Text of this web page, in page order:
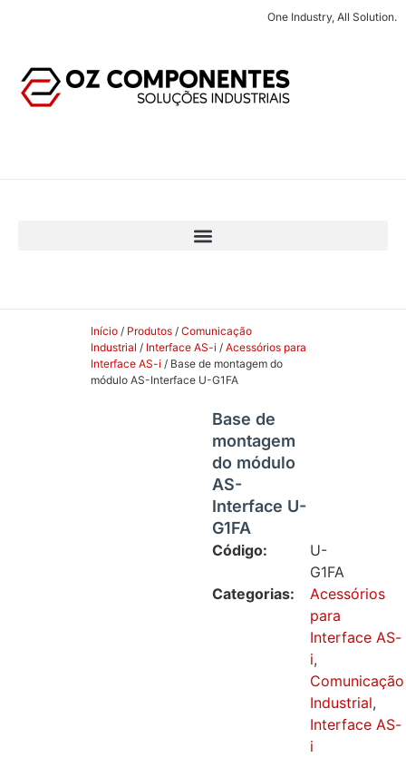
One Industry, All Solution.
Início / Produtos / Comunicação
Industrial / Interface AS-i / Acessórios para
Interface AS-i / Base de montagem do
módulo AS-Interface U-G1FA
Base de
montagem
do módulo
AS-
Interface U-
G1FA
Código:
U-
G1FA
Categorias:
Acessórios
para
Interface AS-
i,
Comunicação
Industrial,
Interface AS-
i